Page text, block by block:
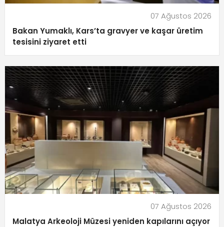
07 Ağustos 2026
Bakan Yumaklı, Kars’ta gravyer ve kaşar üretim
tesisini ziyaret etti
07 Ağustos 2026
Malatya Arkeoloji Müzesi yeniden kapılarını açıyor